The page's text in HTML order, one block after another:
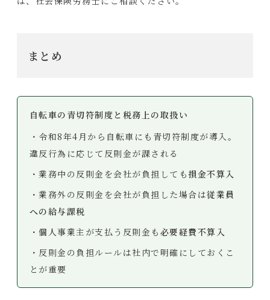
まとめ
自転車の青切符制度と税務上の取扱い
・令和8年4月から自転車にも青切符制度が導入。
違反行為に応じて反則金が課される
・業務中の反則金を会社が負担しても 損金不算入
・業務外の反則金を会社が負担した場合は従業員
への給与課税
・個人事業主が支払う反則金も 必要経費不算入
・反則金の負担ルールは社内で明確にしておくこ
とが重要